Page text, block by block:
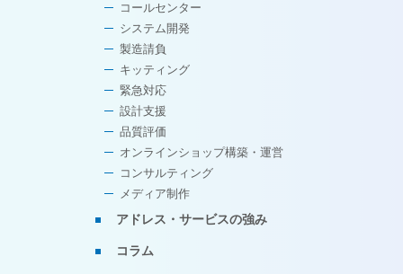
コールセンター
システム開発
製造請負
キッティング
緊急対応
設計支援
品質評価
オンラインショップ構築・運営
コンサルティング
メディア制作
アドレス・サービスの強み
コラム